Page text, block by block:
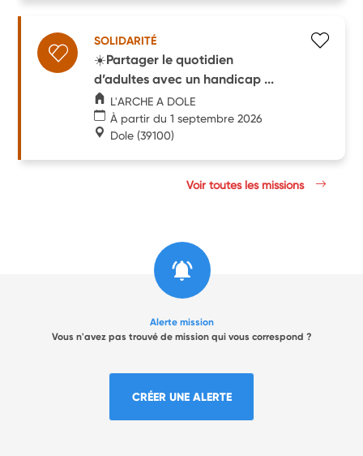
SOLIDARITÉ
☀️Partager le quotidien
d’adultes avec un handicap ...
L'ARCHE A DOLE
À partir du 1 septembre 2026
Dole (39100)
Voir toutes les missions
Alerte mission
Vous n'avez pas trouvé de mission qui vous correspond ?
CRÉER UNE ALERTE